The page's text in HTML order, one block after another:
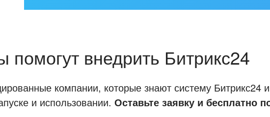
внедрить Битрикс24
компании, которые знают систему Битрикс24
и использовании. Оставьте заявку и бесплатно